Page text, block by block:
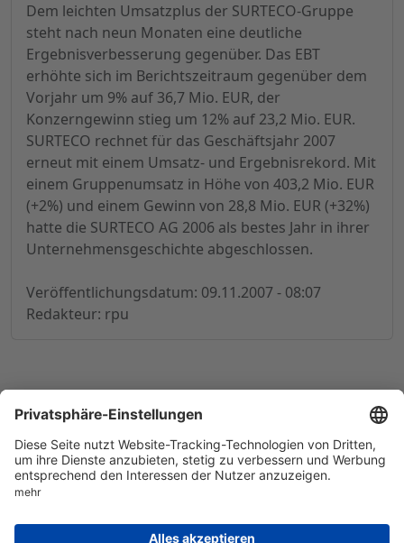
Dem leichten Umsatzplus der SURTECO-Gruppe
steht nach neun Monaten eine deutliche
Ergebnisverbesserung gegenüber. Das EBT
erhöhte sich im Berichtszeitraum gegenüber dem
Vorjahr um 9% auf 36,7 Mio. EUR, der
Konzerngewinn stieg um 12% auf 23,2 Mio. EUR.
SURTECO rechnet für das Geschäftsjahr 2007
erneut mit einem Umsatz- und Ergebnisrekord. Mit
einem Gruppenumsatz in Höhe von 403,2 Mio. EUR
(+2%) und einem Gewinn von 28,8 Mio. EUR (+32%)
hatte die SURTECO AG 2006 als bestes Jahr in ihrer
Unternehmensgeschichte abgeschlossen.
Veröffentlichungsdatum: 09.11.2007 - 08:07
Redakteur: rpu
© 1998-2026by GSC Research GmbH
Datenschutz